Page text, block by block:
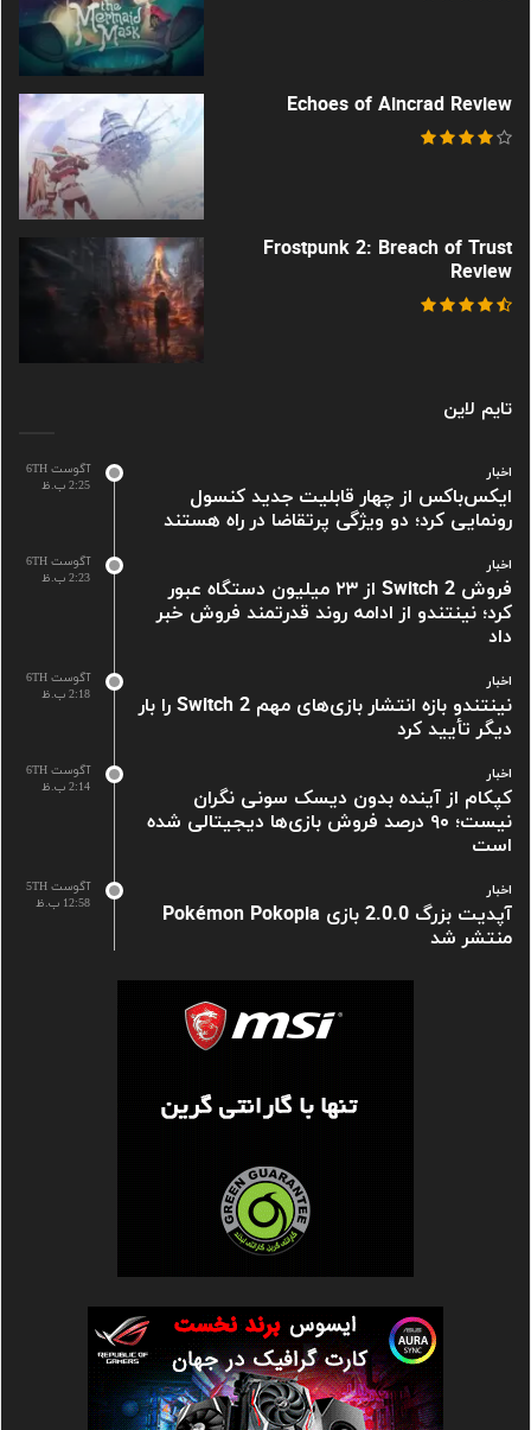
Echoes of Aincrad Review
Frostpunk 2: Breach of Trust
Review
تایم لاین
آگوست 6TH
2:25 ب.ظ
اخبار
ایکس‌باکس از چهار قابلیت جدید کنسول
رونمایی کرد؛ دو ویژگی پرتقاضا در راه هستند
آگوست 6TH
2:23 ب.ظ
اخبار
فروش Switch 2 از ۲۳ میلیون دستگاه عبور
کرد؛ نینتندو از ادامه روند قدرتمند فروش خبر
داد
آگوست 6TH
2:18 ب.ظ
اخبار
نینتندو بازه انتشار بازی‌های مهم Switch 2 را بار
دیگر تأیید کرد
آگوست 6TH
2:14 ب.ظ
اخبار
کپکام از آینده بدون دیسک سونی نگران
نیست؛ ۹۰ درصد فروش بازی‌ها دیجیتالی شده
است
آگوست 5TH
12:58 ب.ظ
اخبار
آپدیت بزرگ 2.0.0 بازی Pokémon Pokopia
منتشر شد